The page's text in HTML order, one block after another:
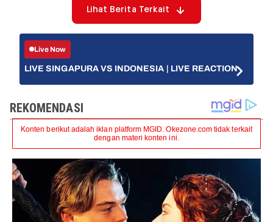
Lihat Berita Terkait
Live Now
LIVE SINGAPURA VS INDONESIA | LIVE REACTION